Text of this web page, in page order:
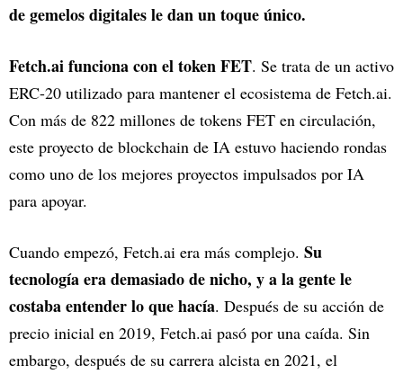
de gemelos digitales le dan un toque único.
Fetch.ai funciona con el token FET. Se trata de un activo
ERC-20 utilizado para mantener el ecosistema de Fetch.ai.
Con más de 822 millones de tokens FET en circulación,
este proyecto de blockchain de IA estuvo haciendo rondas
como uno de los mejores proyectos impulsados por IA
para apoyar.
Cuando empezó, Fetch.ai era más complejo. Su
tecnología era demasiado de nicho, y a la gente le
costaba entender lo que hacía. Después de su acción de
precio inicial en 2019, Fetch.ai pasó por una caída. Sin
embargo, después de su carrera alcista en 2021, el